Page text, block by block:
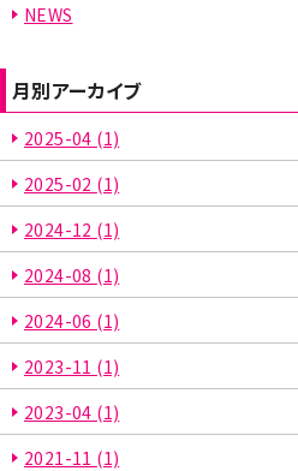
NEWS
月別アーカイブ
2025-04 (1)
2025-02 (1)
2024-12 (1)
2024-08 (1)
2024-06 (1)
2023-11 (1)
2023-04 (1)
2021-11 (1)